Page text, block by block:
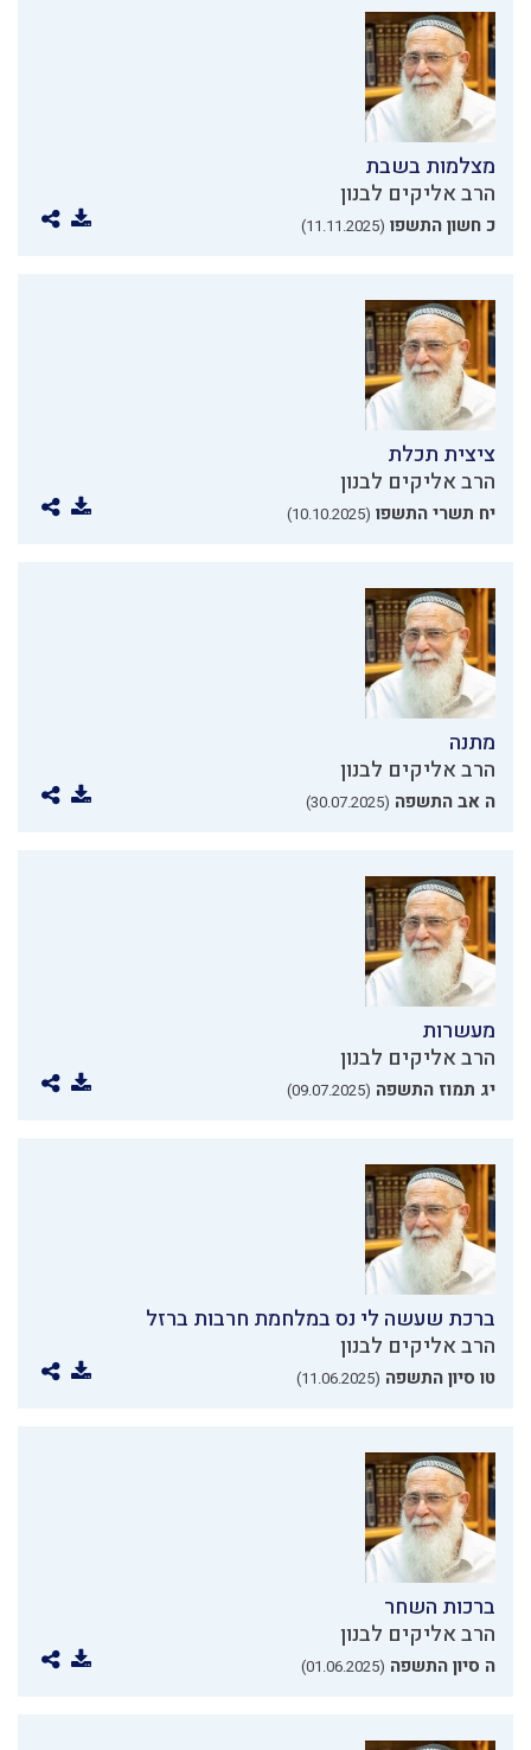
מצלמות בשבת
הרב אליקים לבנון
כ חשון התשפו (11.11.2025)
ציצית תכלת
הרב אליקים לבנון
יח תשרי התשפו (10.10.2025)
מתנה
הרב אליקים לבנון
ה אב התשפה (30.07.2025)
מעשרות
הרב אליקים לבנון
יג תמוז התשפה (09.07.2025)
ברכת שעשה לי נס במלחמת חרבות ברזל
הרב אליקים לבנון
טו סיון התשפה (11.06.2025)
ברכות השחר
הרב אליקים לבנון
ה סיון התשפה (01.06.2025)